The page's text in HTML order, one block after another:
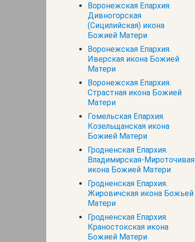
Воронежская Епархия.
Дивногорская
(Сицилийская) икона
Божией Матери
Воронежская Епархия.
Иверская икона Божией
Матери
Воронежская Епархия.
Страстная икона Божией
Матери
Гомельская Епархия.
Козельщанская икона
Божией Матери
Гродненская Епархия.
Владимирская-Мироточивая
икона Божией Матери
Гродненская Епархия.
Жировичская икона Божьей
Матери
Гродненская Епархия.
Краностокская икона
Божией Матери